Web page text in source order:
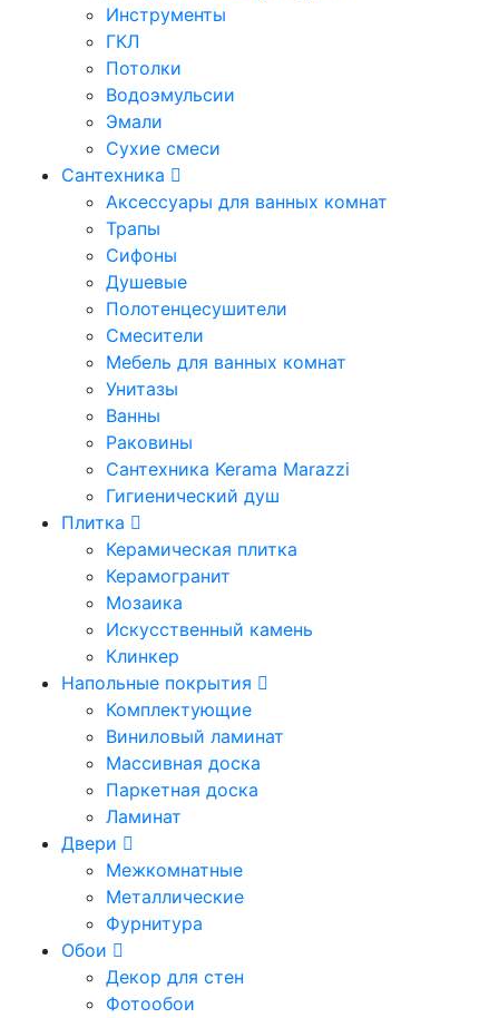
Инструменты
ГКЛ
Потолки
Водоэмульсии
Эмали
Сухие смеси
Сантехника
Аксессуары для ванных комнат
Трапы
Сифоны
Душевые
Полотенцесушители
Смесители
Мебель для ванных комнат
Унитазы
Ванны
Раковины
Сантехника Kerama Marazzi
Гигиенический душ
Плитка
Керамическая плитка
Керамогранит
Мозаика
Искусственный камень
Клинкер
Напольные покрытия
Комплектующие
Виниловый ламинат
Массивная доска
Паркетная доска
Ламинат
Двери
Межкомнатные
Металлические
Фурнитура
Обои
Декор для стен
Фотообои